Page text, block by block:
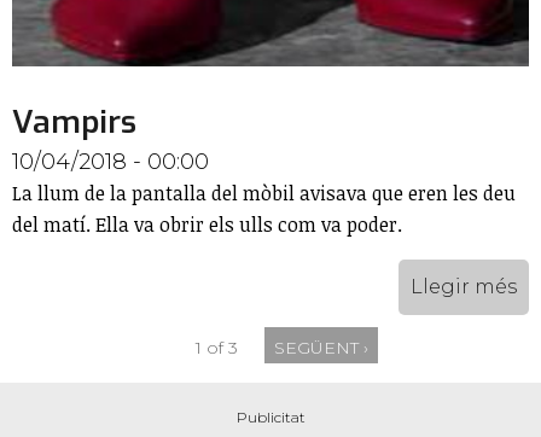
Vampirs
10/04/2018 - 00:00
La llum de la pantalla del mòbil avisava que eren les deu
del matí. Ella va obrir els ulls com va poder.
Llegir més
1 of 3 SEGÜENT ›